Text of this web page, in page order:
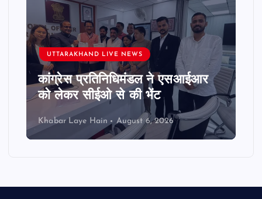
UTTARAKHAND LIVE NEWS
कांग्रेस प्रतिनिधिमंडल ने एसआईआर
को लेकर सीईओ से की भेंट
Khabar Laye Hain August 6, 2026